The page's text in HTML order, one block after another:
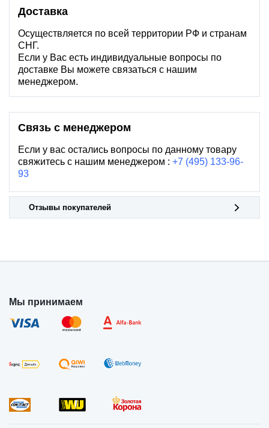
Доставка
Осуществляется по всей территории РФ и странам
СНГ.
Если у Вас есть индивидуальные вопросы по
доставке Вы можете связаться с нашим
менеджером.
Связь с менеджером
Если у вас остались вопросы по данному товару
свяжитесь с нашим менеджером : +7 (495) 133-96-
93
Отзывы покупателей
Мы принимаем